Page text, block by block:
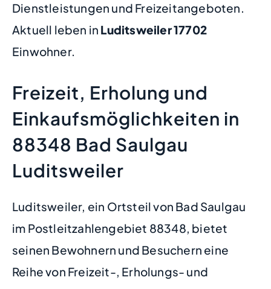
Dienstleistungen und Freizeitangeboten.
Aktuell leben in Luditsweiler17702
Einwohner.
Freizeit, Erholung und
Einkaufsmöglichkeiten in
88348 Bad Saulgau
Luditsweiler
Luditsweiler, ein Ortsteil von Bad Saulgau
im Postleitzahlengebiet 88348, bietet
seinen Bewohnern und Besuchern eine
Reihe von Freizeit-, Erholungs- und